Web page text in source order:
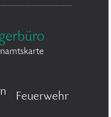
Feuerwehr